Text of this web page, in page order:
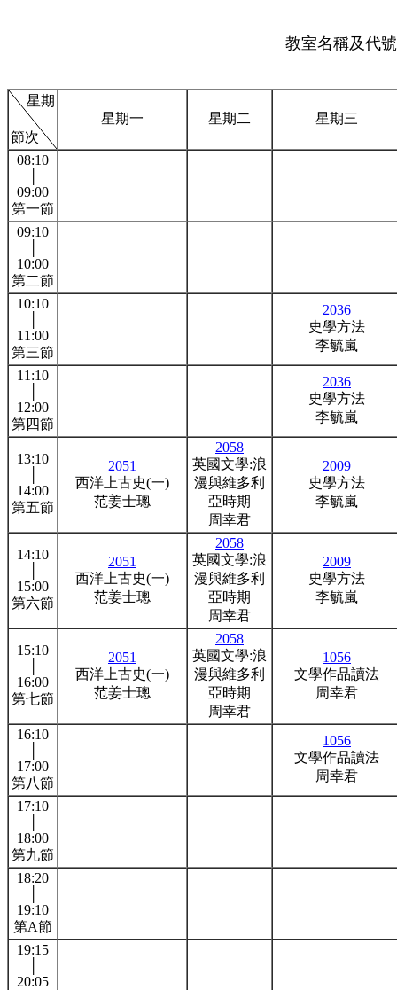
教室名稱及代
星期
節次
星期一 星期二 星期三
08:10
09:00
第一節
09:10
10:00
第二節
10:10
11:00
第三節
2036
史學方法
李毓嵐
11:10
12:00
第四節
2036
史學方法
李毓嵐
13:10
14:00
第五節
2051
西洋上古史(一)
范姜士璁
2058
英國文學:浪
漫與維多利
亞時期
周幸君
2009
史學方法
李毓嵐
14:10
15:00
第六節
2051
西洋上古史(一)
范姜士璁
2058
英國文學:浪
漫與維多利
亞時期
周幸君
2009
史學方法
李毓嵐
15:10
16:00
第七節
2051
西洋上古史(一)
范姜士璁
2058
英國文學:浪
漫與維多利
亞時期
周幸君
1056
文學作品讀法
周幸君
16:10
17:00
第八節
1056
文學作品讀法
周幸君
17:10
18:00
第九節
18:20
19:10
第A節
19:15
20:05